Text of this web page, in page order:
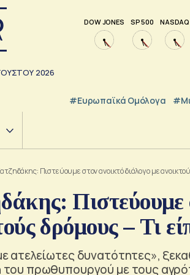
DOW JONES SP 500 NASDAQ
2026
#Ευρωπαϊκά Ομόλογα
Πιστεύουμε στον ανοικτό διάλογο με
Πιστεύουμε
δρόμους – Τι
ατελείωτες δυνατότητες»,
του πρωθυπουργού με τους